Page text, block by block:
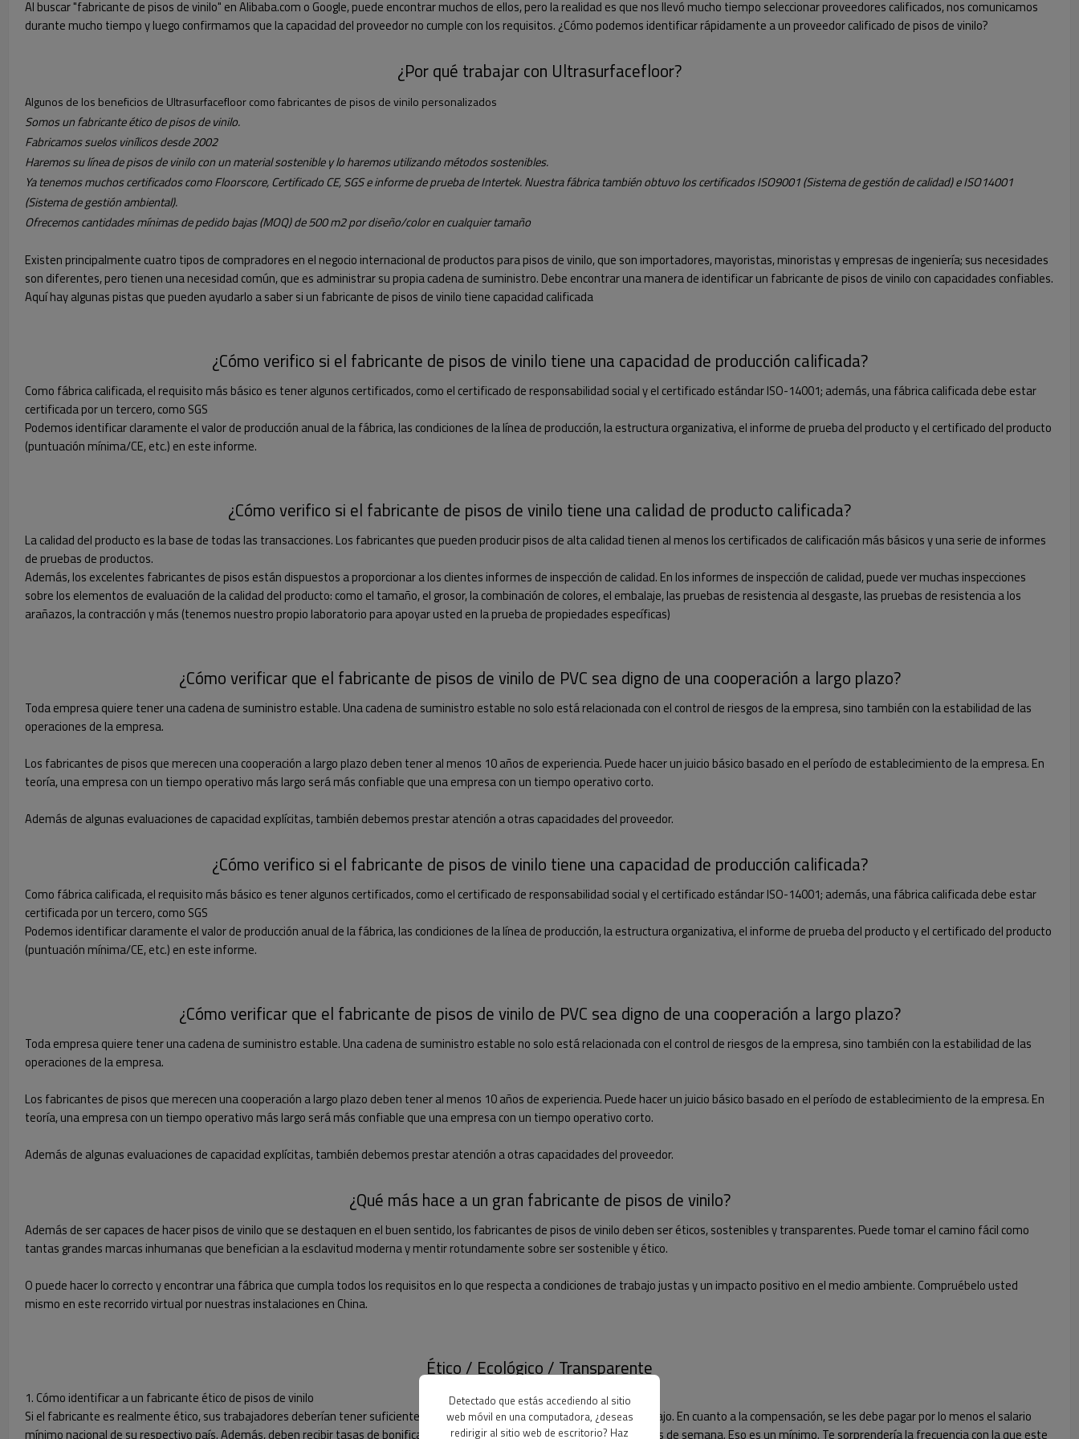
Al buscar "fabricante de pisos de vinilo" en Alibaba.com o Google, puede encontrar muchos de ellos, pero la realidad es que nos llevó mucho tiempo seleccionar proveedores calificados, nos comunicamos
durante mucho tiempo y luego confirmamos que la capacidad del proveedor no cumple con los requisitos. ¿Cómo podemos identificar rápidamente a un proveedor calificado de pisos de vinilo?
¿Por qué trabajar con Ultrasurfacefloor?
Algunos de los beneficios de Ultrasurfacefloor como fabricantes de pisos de vinilo personalizados
Somos un fabricante ético de pisos de vinilo.
Fabricamos suelos vinílicos desde 2002
Haremos su línea de pisos de vinilo con un material sostenible y lo haremos utilizando métodos sostenibles.
Ya tenemos muchos certificados como Floorscore, Certificado CE, SGS e informe de prueba de Intertek. Nuestra fábrica también obtuvo los certificados ISO9001 (Sistema de gestión de calidad) e ISO14001
(Sistema de gestión ambiental).
Ofrecemos cantidades mínimas de pedido bajas (MOQ) de 500 m2 por diseño/color en cualquier tamaño
Existen principalmente cuatro tipos de compradores en el negocio internacional de productos para pisos de vinilo, que son importadores, mayoristas, minoristas y empresas de ingeniería; sus necesidades
son diferentes, pero tienen una necesidad común, que es administrar su propia cadena de suministro. Debe encontrar una manera de identificar un fabricante de pisos de vinilo con capacidades confiables.
Aquí hay algunas pistas que pueden ayudarlo a saber si un fabricante de pisos de vinilo tiene capacidad calificada
¿Cómo verifico si el fabricante de pisos de vinilo tiene una capacidad de producción calificada?
Como fábrica calificada, el requisito más básico es tener algunos certificados, como el certificado de responsabilidad social y el certificado estándar ISO-14001; además, una fábrica calificada debe estar
certificada por un tercero, como SGS
Podemos identificar claramente el valor de producción anual de la fábrica, las condiciones de la línea de producción, la estructura organizativa, el informe de prueba del producto y el certificado del producto
(puntuación mínima/CE, etc.) en este informe.
¿Cómo verifico si el fabricante de pisos de vinilo tiene una calidad de producto calificada?
La calidad del producto es la base de todas las transacciones. Los fabricantes que pueden producir pisos de alta calidad tienen al menos los certificados de calificación más básicos y una serie de informes
de pruebas de productos.
Además, los excelentes fabricantes de pisos están dispuestos a proporcionar a los clientes informes de inspección de calidad. En los informes de inspección de calidad, puede ver muchas inspecciones
sobre los elementos de evaluación de la calidad del producto: como el tamaño, el grosor, la combinación de colores, el embalaje, las pruebas de resistencia al desgaste, las pruebas de resistencia a los
arañazos, la contracción y más (tenemos nuestro propio laboratorio para apoyar usted en la prueba de propiedades específicas)
¿Cómo verificar que el fabricante de pisos de vinilo de PVC sea digno de una cooperación a largo plazo?
Toda empresa quiere tener una cadena de suministro estable. Una cadena de suministro estable no solo está relacionada con el control de riesgos de la empresa, sino también con la estabilidad de las
operaciones de la empresa.
Los fabricantes de pisos que merecen una cooperación a largo plazo deben tener al menos 10 años de experiencia. Puede hacer un juicio básico basado en el período de establecimiento de la empresa. En
teoría, una empresa con un tiempo operativo más largo será más confiable que una empresa con un tiempo operativo corto.
Además de algunas evaluaciones de capacidad explícitas, también debemos prestar atención a otras capacidades del proveedor.
¿Cómo verifico si el fabricante de pisos de vinilo tiene una capacidad de producción calificada?
Como fábrica calificada, el requisito más básico es tener algunos certificados, como el certificado de responsabilidad social y el certificado estándar ISO-14001; además, una fábrica calificada debe estar
certificada por un tercero, como SGS
Podemos identificar claramente el valor de producción anual de la fábrica, las condiciones de la línea de producción, la estructura organizativa, el informe de prueba del producto y el certificado del producto
(puntuación mínima/CE, etc.) en este informe.
¿Cómo verificar que el fabricante de pisos de vinilo de PVC sea digno de una cooperación a largo plazo?
Toda empresa quiere tener una cadena de suministro estable. Una cadena de suministro estable no solo está relacionada con el control de riesgos de la empresa, sino también con la estabilidad de las
operaciones de la empresa.
Los fabricantes de pisos que merecen una cooperación a largo plazo deben tener al menos 10 años de experiencia. Puede hacer un juicio básico basado en el período de establecimiento de la empresa. En
teoría, una empresa con un tiempo operativo más largo será más confiable que una empresa con un tiempo operativo corto.
Además de algunas evaluaciones de capacidad explícitas, también debemos prestar atención a otras capacidades del proveedor.
¿Qué más hace a un gran fabricante de pisos de vinilo?
Además de ser capaces de hacer pisos de vinilo que se destaquen en el buen sentido, los fabricantes de pisos de vinilo deben ser éticos, sostenibles y transparentes. Puede tomar el camino fácil como
tantas grandes marcas inhumanas que benefician a la esclavitud moderna y mentir rotundamente sobre ser sostenible y ético.
O puede hacer lo correcto y encontrar una fábrica que cumpla todos los requisitos en lo que respecta a condiciones de trabajo justas y un impacto positivo en el medio ambiente. Compruébelo usted
mismo en este recorrido virtual por nuestras instalaciones en China.
Ético / Ecológico / Transparente
1. Cómo identificar a un fabricante ético de pisos de vinilo
Si el fabricante es realmente ético, sus trabajadores deberían tener suficiente tiempo libre para tener una vida fuera del trabajo. En cuanto a la compensación, se les debe pagar por lo menos el salario
mínimo nacional de su respectivo país. Además, deben recibir tasas de bonificación por horas extras y trabajo durante los fines de semana. Eso es un mínimo. Te sorprendería la frecuencia con la que este
Detectado que estás accediendo al sitio
web móvil en una computadora, ¿deseas
redirigir al sitio web de escritorio? Haz